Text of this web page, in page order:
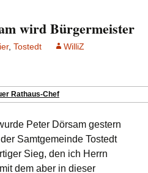
wird Bürgermeister
, Tostedt WilliZ
Rathaus-Chef
Peter Dörsam gestern
Samtgemeinde Tostedt
Sieg, den ich Herrn
dem aber in dieser